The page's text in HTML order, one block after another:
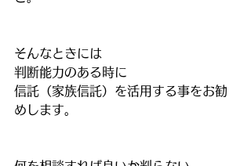
そんなときには
判断能力のある時に
信託（家族信託）を活用する事をお勧
めします。